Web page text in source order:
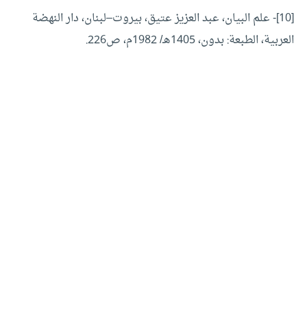
[10]- علم البيان، عبد العزيز عتيق، بيروت–لبنان، دار النهضة
العربية، الطبعة: بدون، 1405هـ/ 1982م، ص226.